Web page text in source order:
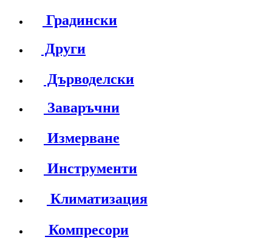
Градински
Други
Дърводелски
Заваръчни
Измерване
Инструменти
Климатизация
Компресори